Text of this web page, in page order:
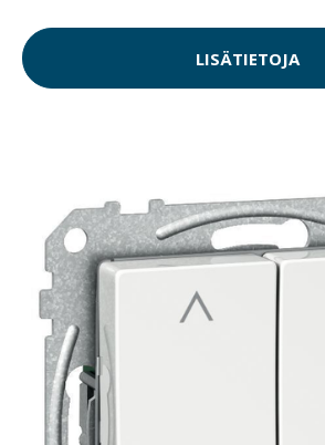
LISÄTIETOJA